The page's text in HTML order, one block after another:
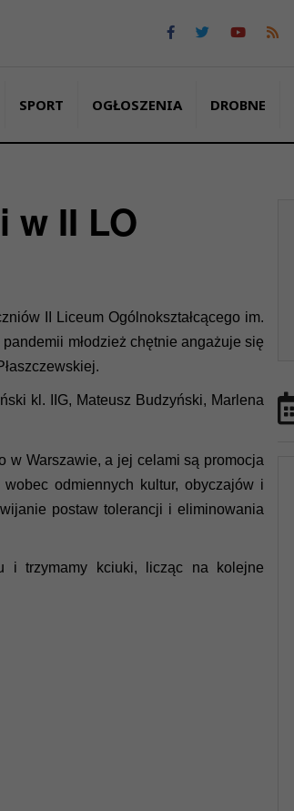
SPORT OGŁOSZENIA DROBNE
w II LO
II Liceum Ogólnokształcącego im.
młodzież chętnie angażuje się
kl. IIG, Mateusz Budzyński, Marlena
w Warszawie, a jej celami są promocja
odmiennych kultur, obyczajów i
postaw tolerancji i eliminowania
i trzymamy kciuki, licząc na kolejne